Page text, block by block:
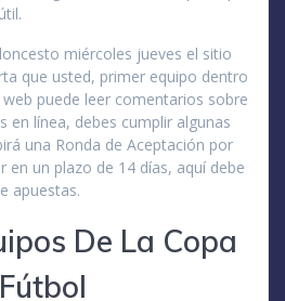
miércoles jueves el sitio
que usted, primer equipo dentro
puede leer comentarios sobre
en línea, debes cumplir algunas
una Ronda de Aceptación por
en un plazo de 14 días, aquí debe
apuestas.
De La Copa